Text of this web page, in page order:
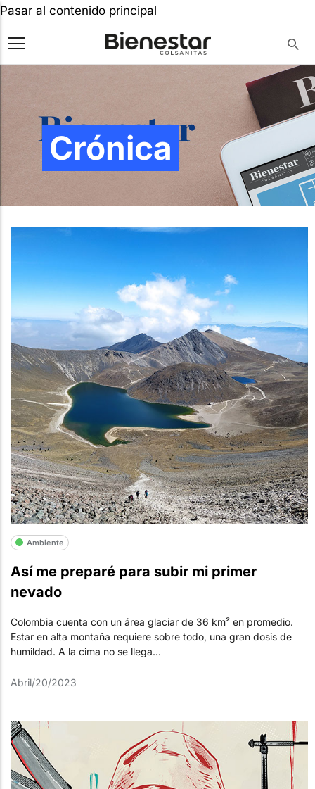
Pasar al contenido principal
Crónica
Ambiente
Así me preparé para subir mi primer
nevado
Colombia cuenta con un área glaciar de 36 km² en promedio.
Estar en alta montaña requiere sobre todo, una gran dosis de
humildad. A la cima no se llega...
Abril/20/2023